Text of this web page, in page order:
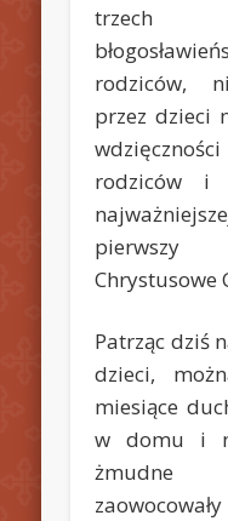
trzech
rodziców,
przez dzieci
rodziców i
pierwszy
Chrystusowe
Patrząc dziś
dzieci,
miesiące
w domu i
żmudne